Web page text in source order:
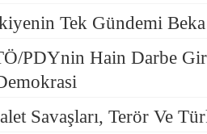
Tek Gündemi
PDYnin Hain Darbe
Savaşları, Terör Ve